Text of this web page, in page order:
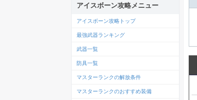
アイスボーン攻略メニュー
アイスボーン攻略トップ
最強武器ランキング
武器一覧
防具一覧
マスターランクの解放条件
マスターランクのおすすめ装備